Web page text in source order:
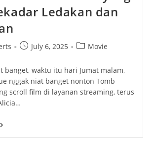
Ledakan dan
PostJuly 6, 2025
PostMovie
banget, waktu itu hari Jumat malam,
nggak niat banget nonton Tomb
scroll film di layanan streaming, terus